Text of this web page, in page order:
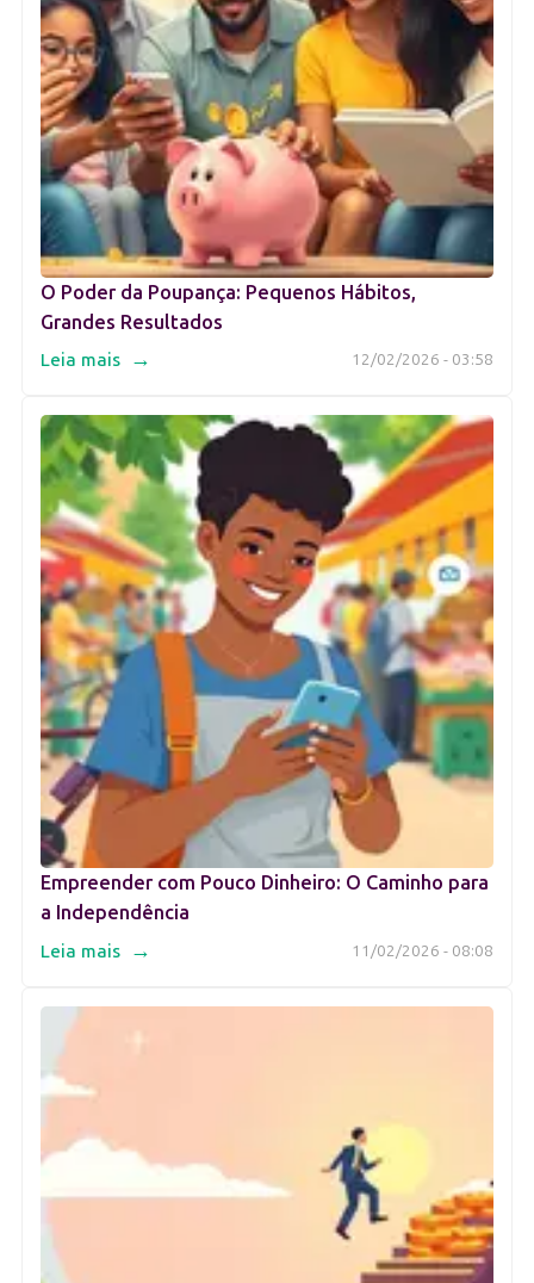
O Poder da Poupança: Pequenos Hábitos,
Grandes Resultados
12/02/2026 - 03:58
Leia mais →
Empreender com Pouco Dinheiro: O Caminho para
a Independência
11/02/2026 - 08:08
Leia mais →